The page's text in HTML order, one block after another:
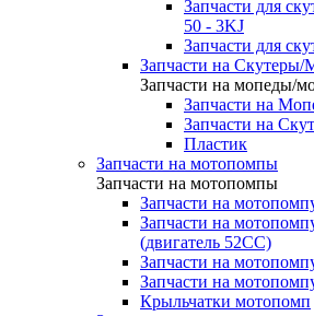
Запчасти для
50 - 3KJ
Запчасти для
Запчасти на
Запчасти на мопеды/
Запчасти на
Запчасти на
Пластик
Запчасти на мотопомпы
Запчасти на мотопомпы
Запчасти на
Запчасти на
(двигатель 52CC)
Запчасти на
Запчасти на
Крыльчатки мотопомп